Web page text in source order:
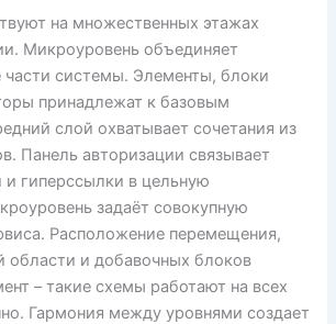
на множественных этажах
Микроуровень объединяет
части системы. Элементы, блоки
принадлежат к базовым
слой охватывает сочетания из
Панель авторизации связывает
гиперссылки в цельную
задаёт совокупную
Расположение перемещения,
области и добавочных блоков
– такие схемы работают на всех
Гармония между уровнями создает